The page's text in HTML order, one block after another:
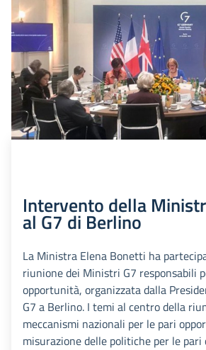
Intervento della
al G7 di Berlino
La Ministra Elena Bonetti ha
riunione dei Ministri G7 responsabili
opportunità, organizzata dalla
G7 a Berlino. I temi al centro della
meccanismi nazionali per le pari
misurazione delle politiche per le